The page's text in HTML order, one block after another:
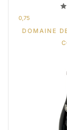
0,75
DOMAINE